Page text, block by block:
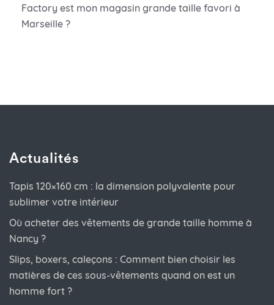
Factory est mon magasin grande taille favori à
Marseille ?
Actualités
Tapis 120×160 cm : la dimension polyvalente pour
sublimer votre intérieur
Où acheter des vêtements de grande taille homme à
Nancy ?
Slips, boxers, caleçons : Comment bien choisir les
matières de ces sous-vêtements quand on est un
homme fort ?